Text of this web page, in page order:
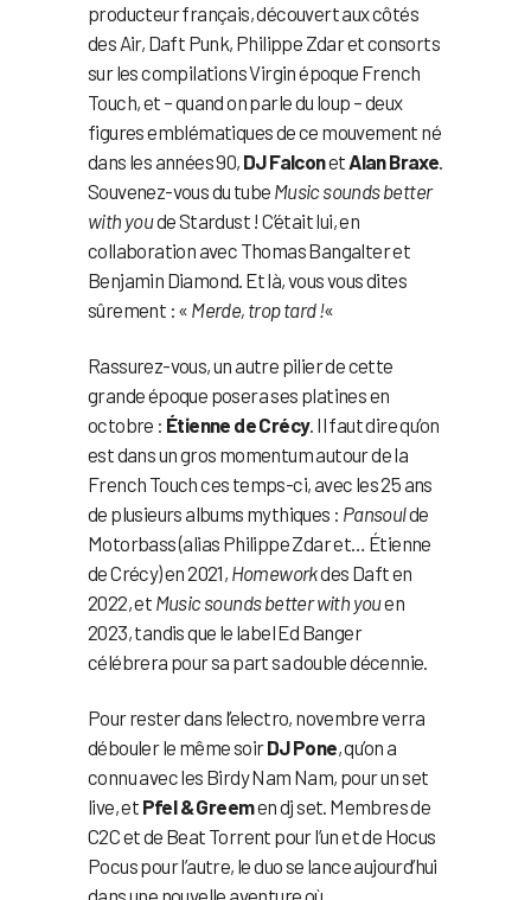
producteur français, découvert aux côtés
des Air, Daft Punk, Philippe Zdar et consorts
sur les compilations Virgin époque French
Touch, et – quand on parle du loup – deux
figures emblématiques de ce mouvement né
dans les années 90, DJ FalconetAlan Braxe.
Souvenez-vous du tube Music sounds better
with youde Stardust ! C’était lui, en
collaboration avec Thomas Bangalter et
Benjamin Diamond. Et là, vous vous dites
sûrement : « Merde, trop tard !«
Rassurez-vous, un autre pilier de cette
grande époque posera ses platines en
octobre : Étienne de Crécy. Il faut dire qu’on
est dans un gros momentum autour de la
French Touch ces temps-ci, avec les 25 ans
de plusieurs albums mythiques : Pansoulde
Motorbass (alias Philippe Zdar et… Étienne
de Crécy) en 2021, Homeworkdes Daft en
2022, et Music sounds better with youen
2023, tandis que le label Ed Banger
célébrera pour sa part sa double décennie.
Pour rester dans l’electro, novembre verra
débouler le même soirDJ Pone, qu’on a
connu avec les Birdy Nam Nam, pour un set
live, et Pfel & Greemen dj set. Membres de
C2C et de Beat Torrent pour l’un et de Hocus
Pocus pour l’autre, le duo se lance aujourd’hui